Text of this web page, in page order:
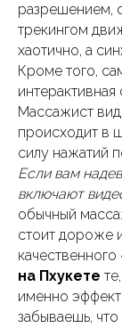
разрешением,
трекингом
хаотично, а
Кроме того,
интерактивная
Массажист
происходит в
силу нажатий
Если вам
включают
обычный
стоит дороже
на Пхукете
именно
забываешь,